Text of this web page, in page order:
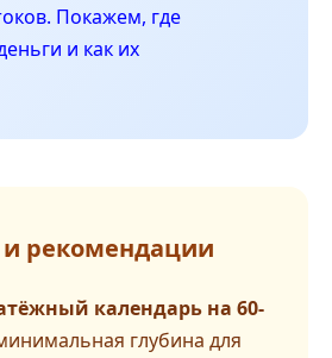
Покажем, где
и как их
рекомендации
календарь на 60-
глубина для